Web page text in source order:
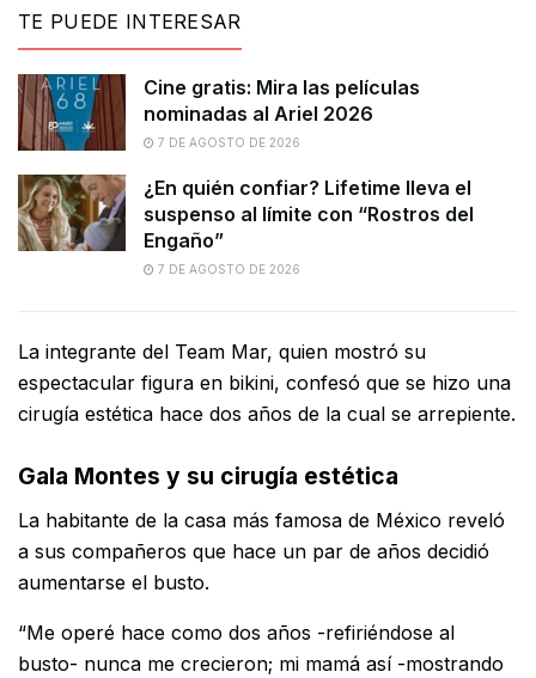
TE PUEDE INTERESAR
Cine gratis: Mira las películas
nominadas al Ariel 2026
7 DE AGOSTO DE 2026
¿En quién confiar? Lifetime lleva el
suspenso al límite con “Rostros del
Engaño”
7 DE AGOSTO DE 2026
La integrante del Team Mar, quien mostró su
espectacular figura en bikini, confesó que se hizo una
cirugía estética hace dos años de la cual se arrepiente.
Gala Montes y su cirugía estética
La habitante de la casa más famosa de México reveló
a sus compañeros que hace un par de años decidió
aumentarse el busto.
“Me operé hace como dos años -refiriéndose al
busto- nunca me crecieron; mi mamá así -mostrando